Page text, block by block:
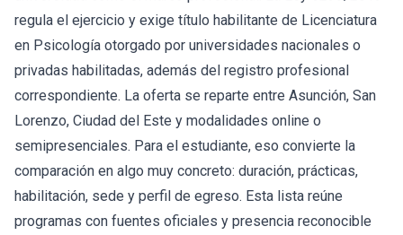
regula el ejercicio y exige título habilitante de Licenciatura
en Psicología otorgado por universidades nacionales o
privadas habilitadas, además del registro profesional
correspondiente. La oferta se reparte entre Asunción, San
Lorenzo, Ciudad del Este y modalidades online o
semipresenciales. Para el estudiante, eso convierte la
comparación en algo muy concreto: duración, prácticas,
habilitación, sede y perfil de egreso. Esta lista reúne
programas con fuentes oficiales y presencia reconocible